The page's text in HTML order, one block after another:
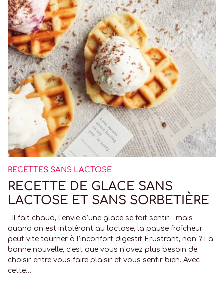
RECETTES SANS LACTOSE
RECETTE DE GLACE SANS
LACTOSE ET SANS SORBETIÈRE
Il fait chaud, l’envie d’une glace se fait sentir… mais
quand on est intolérant au lactose, la pause fraîcheur
peut vite tourner à l’inconfort digestif. Frustrant, non ? La
bonne nouvelle, c’est que vous n’avez plus besoin de
choisir entre vous faire plaisir et vous sentir bien. Avec
cette…